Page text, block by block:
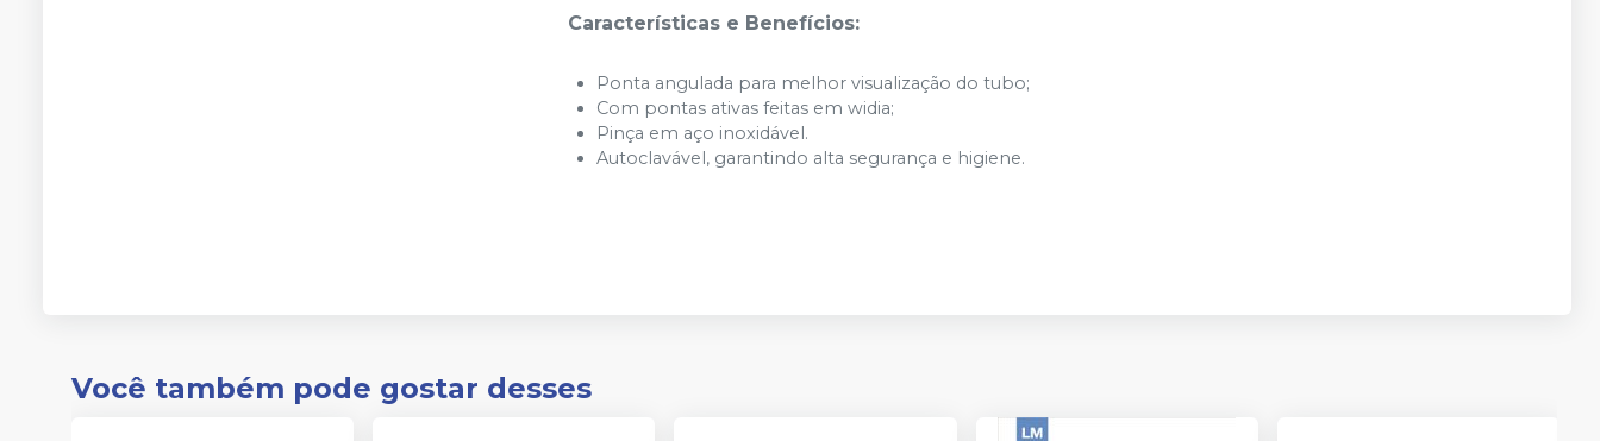
Características e Benefícios:
Ponta angulada para melhor visualização do tubo;
Com pontas ativas feitas em widia;
Pinça em aço inoxidável.
Autoclavável, garantindo alta segurança e higiene.
Você também pode gostar desses